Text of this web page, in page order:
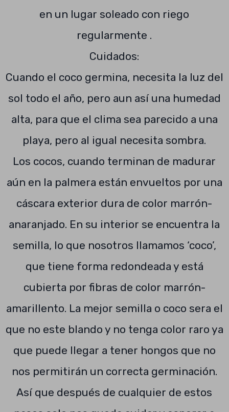
en un lugar soleado con riego
regularmente .
Cuidados:
Cuando el coco germina, necesita la luz del
sol todo el año, pero aun así una humedad
alta, para que el clima sea parecido a una
playa, pero al igual necesita sombra.
Los cocos, cuando terminan de madurar
aún en la palmera están envueltos por una
cáscara exterior dura de color marrón-
anaranjado. En su interior se encuentra la
semilla, lo que nosotros llamamos ‘coco’,
que tiene forma redondeada y está
cubierta por fibras de color marrón-
amarillento. La mejor semilla o coco sera el
que no este blando y no tenga color raro ya
que puede llegar a tener hongos que no
nos permitirán un correcta germinación.
Así que después de cualquier de estos